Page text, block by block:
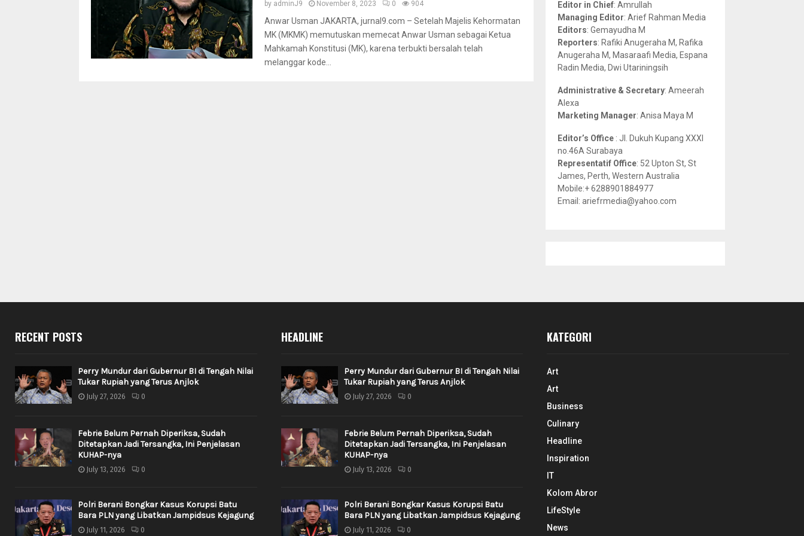
by adminJ9 November 8, 2023 0 904
Anwar Usman JAKARTA, jurnal9.com – Setelah Majelis Kehormatan
MK (MKMK) memutuskan memecat Anwar Usman sebagai Ketua
Mahkamah Konstitusi (MK), karena terbukti bersalah telah
melanggar kode...
r
:
R
H
Editor in Chief: Amrullah
Managing Editor: Arief Rahman Media
Editors: Gemayudha M
Reporters: Rafiki Anugeraha M, Rafika
Anugeraha M, Masaraafi Media, Espana
Radin Media, Dwi Utariningsih
Administrative & Secretary: Ameerah
Alexa
Marketing Manager: Anisa Maya M
Editor’s Office : Jl. Dukuh Kupang XXXI
no.46A Surabaya
Representatif Office: 52 Upton St, St
James, Perth, Western Australia
Mobile:+ 6288901884977
Email: ariefrmedia@yahoo.com
RECENT POSTS
Perry Mundur dari Gubernur BI di Tengah Nilai
Tukar Rupiah yang Terus Anjlok
July 27, 2026 0
Febrie Belum Pernah Diperiksa, Sudah
Ditetapkan Jadi Tersangka, Ini Penjelasan
KUHAP-nya
July 13, 2026 0
Polri Berani Bongkar Kasus Korupsi Batu
Bara PLN yang Libatkan Jampidsus Kejagung
July 11, 2026 0
HEADLINE
Perry Mundur dari Gubernur BI di Tengah Nilai
Tukar Rupiah yang Terus Anjlok
July 27, 2026 0
Febrie Belum Pernah Diperiksa, Sudah
Ditetapkan Jadi Tersangka, Ini Penjelasan
KUHAP-nya
July 13, 2026 0
Polri Berani Bongkar Kasus Korupsi Batu
Bara PLN yang Libatkan Jampidsus Kejagung
July 11, 2026 0
KATEGORI
Art
Art
Business
Culinary
Headline
Inspiration
IT
Kolom Abror
LifeStyle
News